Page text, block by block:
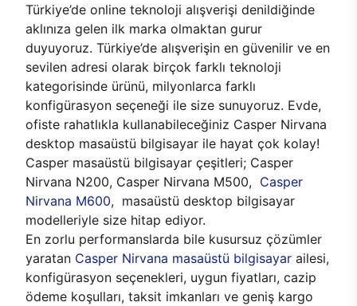
Türkiye’de online teknoloji alışverişi denildiğinde
aklınıza gelen ilk marka olmaktan gurur
duyuyoruz. Türkiye’de alışverişin en güvenilir ve en
sevilen adresi olarak birçok farklı teknoloji
kategorisinde ürünü, milyonlarca farklı
konfigürasyon seçeneği ile size sunuyoruz. Evde,
ofiste rahatlıkla kullanabileceğiniz Casper Nirvana
desktop masaüstü bilgisayar ile hayat çok kolay!
Casper masaüstü bilgisayar çeşitleri; Casper
Nirvana N200, Casper Nirvana M500, Casper
Nirvana M600, masaüstü desktop bilgisayar
modelleriyle size hitap ediyor.
En zorlu performanslarda bile kusursuz çözümler
yaratan Casper Nirvana masaüstü bilgisayar ailesi,
konfigürasyon seçenekleri, uygun fiyatları, cazip
ödeme koşulları, taksit imkanları ve geniş kargo